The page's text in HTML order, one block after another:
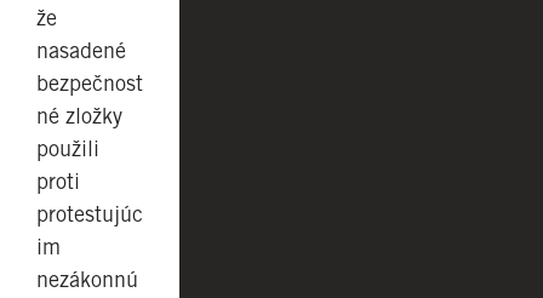
že
nasadené
bezpečnost
né zložky
použili
proti
protestujúc
im
nezákonnú